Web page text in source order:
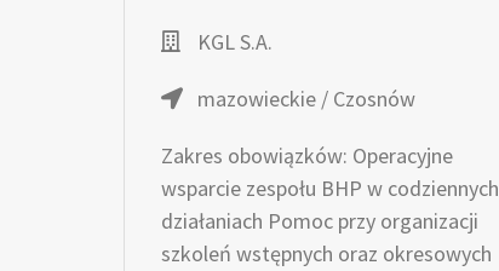
KGL S.A.
mazowieckie / Czosnów
Zakres obowiązków: Operacyjne
wsparcie zespołu BHP w codziennych
działaniach Pomoc przy organizacji
szkoleń wstępnych oraz okresowych